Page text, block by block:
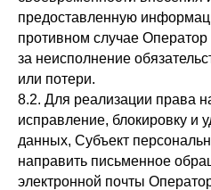
предоставленную
противном случае Оператор
за неисполнение
или потери.
8.2. Для реализации права
исправление, блокировку и
данных, Субъект
направить письменное
электронной почты